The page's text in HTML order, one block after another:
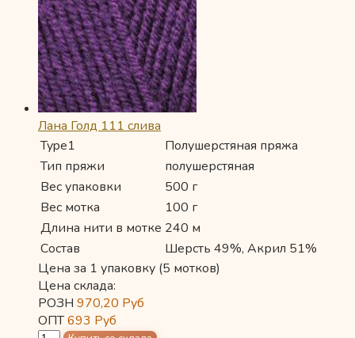
Лана Голд 111 слива
Type1
Полушерстяная пряжа
Тип пряжи
полушерстяная
Вес упаковки
500 г
Вес мотка
100 г
Длина нити в мотке 240 м
Состав
Шерсть 49%, Акрил 51%
Цена за 1 упаковку (5 мотков)
Цена склада:
РОЗН 970,20 Руб
ОПТ693 Руб